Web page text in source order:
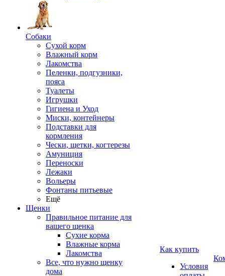
Собаки
Сухой корм
Влажный корм
Лакомства
Пеленки, подгузники,
пояса
Туалеты
Игрушки
Гигиена и Уход
Миски, контейнеры
Подставки для
кормления
Чески, щетки, когтерезы
Амуниция
Переноски
Лежаки
Вольеры
Фонтаны питьевые
Ещё
Щенки
Правильное питание для
вашего щенка
Сухие корма
Влажные корма
Лакомства
Все, что нужно щенку
дома
Как купить
Условия